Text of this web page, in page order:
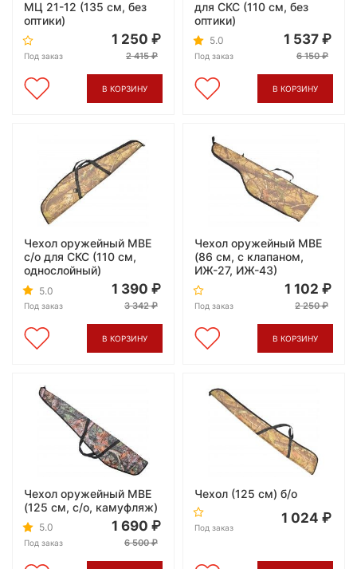
МЦ 21-12 (135 см, без
оптики)
Под заказ
1 250
2 415
В КОРЗИНУ
для СКС (110 см, без
оптики)
5.0
Под заказ
1 537
6 150
В КОРЗИНУ
Чехол оружейный МВЕ
c/о для СКС (110 см,
однослойный)
5.0
Под заказ
1 390
3 342
В КОРЗИНУ
Чехол оружейный МВЕ
(86 см, с клапаном,
ИЖ-27, ИЖ-43)
Под заказ
1 102
2 250
В КОРЗИНУ
Чехол оружейный МВЕ
(125 см, с/о, камуфляж)
5.0
Под заказ
1 690
6 500
Чехол (125 см) б/о
Под заказ
1 024